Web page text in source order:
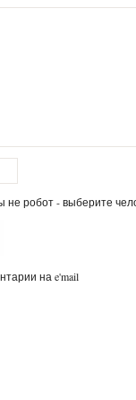
не робот - выберите
на e'mail